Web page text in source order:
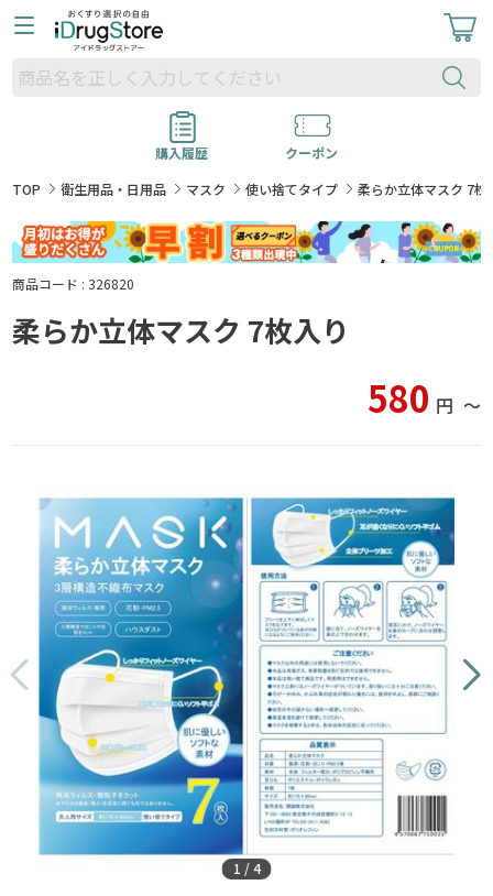
購入履歴
クーポン
TOP
衛生用品・日用品 マスク 使い捨てタイプ 柔らか立体マスク 7枚
商品コード : 326820
柔らか立体マスク 7枚入り
580 円 〜
1 /4